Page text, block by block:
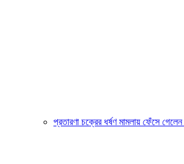
প্রতারণা চক্রের ধর্ষণ মামলায় ফেঁসে